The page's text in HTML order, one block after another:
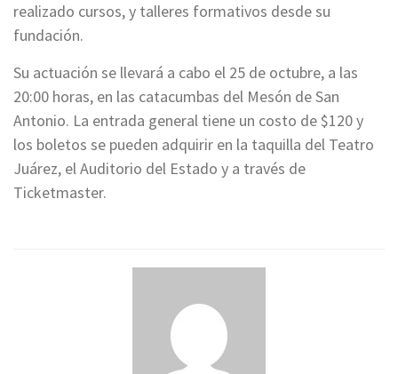
realizado cursos, y talleres formativos desde su
fundación.
Su actuación se llevará a cabo el 25 de octubre, a las
20:00 horas, en las catacumbas del Mesón de San
Antonio. La entrada general tiene un costo de $120 y
los boletos se pueden adquirir en la taquilla del Teatro
Juárez, el Auditorio del Estado y a través de
Ticketmaster.